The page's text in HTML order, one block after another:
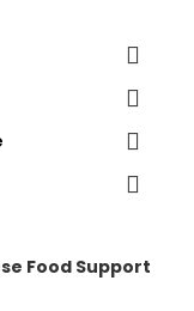
Food Support